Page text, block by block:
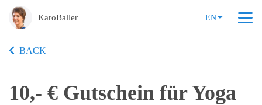
KaroBaller EN
BACK
10,- € Gutschein für Yoga